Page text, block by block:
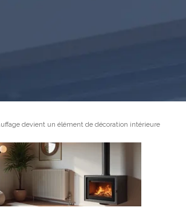
devient un élément de décoration intérieure